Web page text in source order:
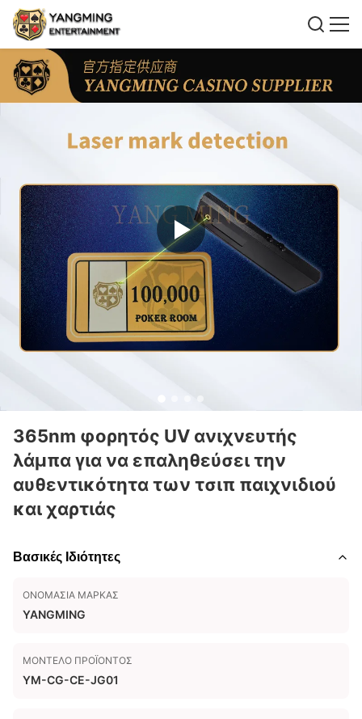
365nm φορητός UV ανιχνευτής
λάμπα για να επαληθεύσει την
αυθεντικότητα των τσιπ παιχνιδιού
και χαρτιάς
Βασικές Ιδιότητες
ΟΝΟΜΑΣΊΑ ΜΆΡΚΑΣ
YANGMING
ΜΟΝΤΈΛΟ ΠΡΟΪΌΝΤΟΣ
YM-CG-CE-JG01